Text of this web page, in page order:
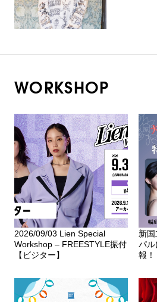
WORKSHOP
2026/09/03 Lien Special
Workshop – FREESTYLE振付
【ビジター】
新
パル
報！